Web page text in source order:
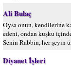
Ali Bulaç
Oysa onun, kendilerine
edeni, ondan kuşku
Senin Rabbin, her şeyin
Diyanet İşleri